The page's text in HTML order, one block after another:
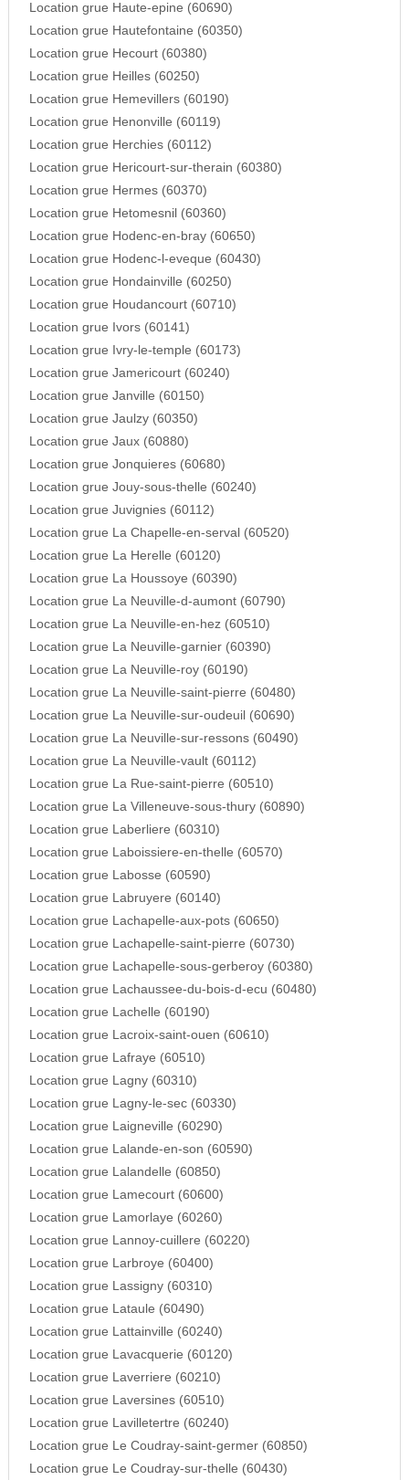
Location grue Haute-epine (60690)
Location grue Hautefontaine (60350)
Location grue Hecourt (60380)
Location grue Heilles (60250)
Location grue Hemevillers (60190)
Location grue Henonville (60119)
Location grue Herchies (60112)
Location grue Hericourt-sur-therain (60380)
Location grue Hermes (60370)
Location grue Hetomesnil (60360)
Location grue Hodenc-en-bray (60650)
Location grue Hodenc-l-eveque (60430)
Location grue Hondainville (60250)
Location grue Houdancourt (60710)
Location grue Ivors (60141)
Location grue Ivry-le-temple (60173)
Location grue Jamericourt (60240)
Location grue Janville (60150)
Location grue Jaulzy (60350)
Location grue Jaux (60880)
Location grue Jonquieres (60680)
Location grue Jouy-sous-thelle (60240)
Location grue Juvignies (60112)
Location grue La Chapelle-en-serval (60520)
Location grue La Herelle (60120)
Location grue La Houssoye (60390)
Location grue La Neuville-d-aumont (60790)
Location grue La Neuville-en-hez (60510)
Location grue La Neuville-garnier (60390)
Location grue La Neuville-roy (60190)
Location grue La Neuville-saint-pierre (60480)
Location grue La Neuville-sur-oudeuil (60690)
Location grue La Neuville-sur-ressons (60490)
Location grue La Neuville-vault (60112)
Location grue La Rue-saint-pierre (60510)
Location grue La Villeneuve-sous-thury (60890)
Location grue Laberliere (60310)
Location grue Laboissiere-en-thelle (60570)
Location grue Labosse (60590)
Location grue Labruyere (60140)
Location grue Lachapelle-aux-pots (60650)
Location grue Lachapelle-saint-pierre (60730)
Location grue Lachapelle-sous-gerberoy (60380)
Location grue Lachaussee-du-bois-d-ecu (60480)
Location grue Lachelle (60190)
Location grue Lacroix-saint-ouen (60610)
Location grue Lafraye (60510)
Location grue Lagny (60310)
Location grue Lagny-le-sec (60330)
Location grue Laigneville (60290)
Location grue Lalande-en-son (60590)
Location grue Lalandelle (60850)
Location grue Lamecourt (60600)
Location grue Lamorlaye (60260)
Location grue Lannoy-cuillere (60220)
Location grue Larbroye (60400)
Location grue Lassigny (60310)
Location grue Lataule (60490)
Location grue Lattainville (60240)
Location grue Lavacquerie (60120)
Location grue Laverriere (60210)
Location grue Laversines (60510)
Location grue Lavilletertre (60240)
Location grue Le Coudray-saint-germer (60850)
Location grue Le Coudray-sur-thelle (60430)